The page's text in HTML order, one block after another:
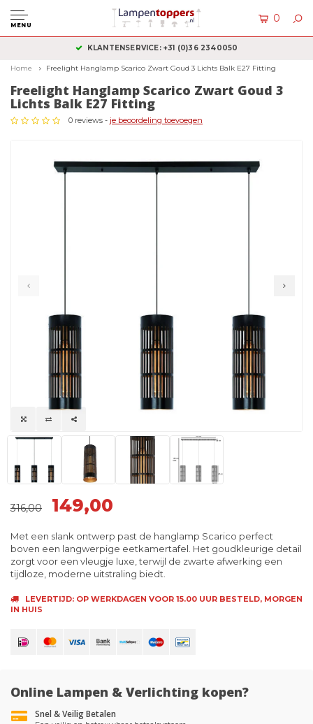
MENU
0
KLANTENSERVICE: +31 (0)36 2340050
Home Freelight Hanglamp Scarico Zwart Goud 3 Lichts Balk E27 Fitting
Freelight Hanglamp Scarico Zwart Goud 3
Lichts Balk E27 Fitting
0 reviews - je beoordeling toevoegen
316,00 149,00
Met een slank ontwerp past de hanglamp Scarico perfect
boven een langwerpige eetkamertafel. Het goudkleurige detail
zorgt voor een vleugje luxe, terwijl de zwarte afwerking een
tijdloze, moderne uitstraling biedt.
LEVERTIJD: OP WERKDAGEN VOOR 15.00 UUR BESTELD, MORGEN
IN HUIS
Online Lampen & Verlichting kopen?
Snel & Veilig Betalen